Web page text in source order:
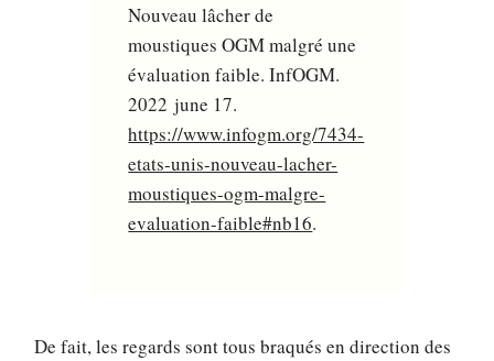
Nouveau lâcher de
moustiques OGM malgré une
évaluation faible. InfOGM.
2022 june 17.
https://www.infogm.org/7434-
etats-unis-nouveau-lacher-
moustiques-ogm-malgre-
evaluation-faible#nb16.
De fait, les regards sont tous braqués en direction des